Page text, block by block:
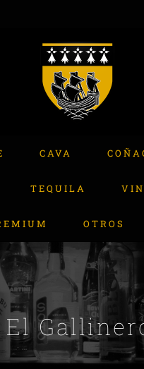
CAVA
TEQUILA
OTROS
El